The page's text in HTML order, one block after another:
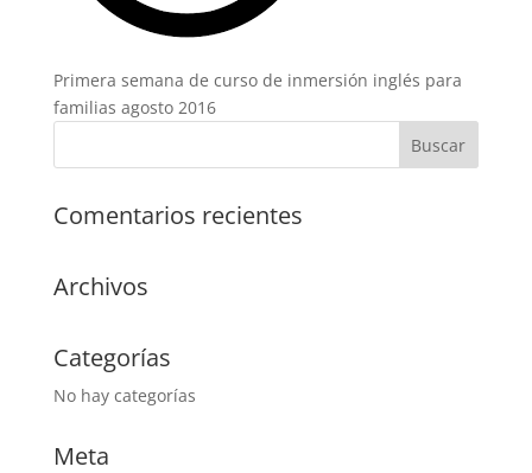
Primera semana de curso de inmersión inglés para
familias agosto 2016
Comentarios recientes
Archivos
Categorías
No hay categorías
Meta